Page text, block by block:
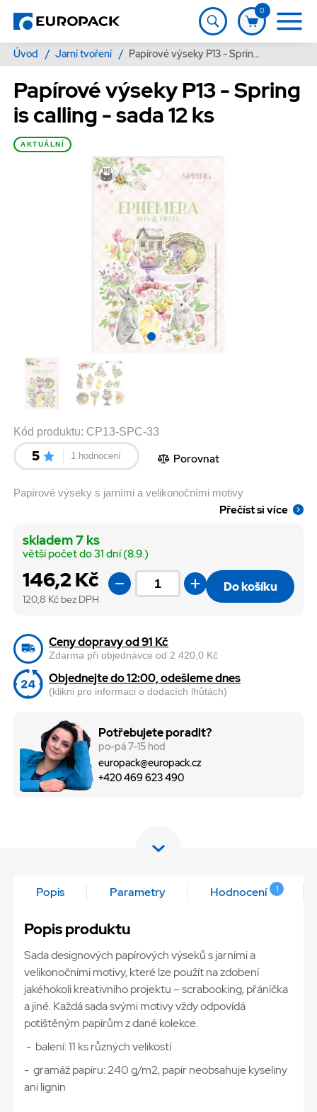
0
Úvod / Jarní tvoření / Papírové výseky P13 - Spring is calling - sada 12 ks
Papírové výseky P13 - Spring
is calling - sada 12 ks
AKTUÁLNÍ
Kód produktu: CP13-SPC-33
5 1 hodnocení Porovnat
Papírové výseky s jarními a velikonočními motivy
Přečíst si více
146,2 Kč
120,8 Kč bez DPH
skladem 7 ks
větší počet do 31 dní (8.9.)
Do košíku
Ceny dopravy od 91 Kč
Zdarma při objednávce od 2 420,0 Kč
Objednejte do 12:00, odešleme dnes
(klikni pro informaci o dodacích lhůtách)
Potřebujete poradit?
po-pá 7-15 hod
europack@europack.cz
+420 469 623 490
Popis Parametry Hodnocení 1
Popis produktu
Sada designových papírových výseků s jarními a
velikonočními motivy, které lze použít na zdobení
jakéhokoli kreativního projektu – scrabooking, přáníčka
a jiné. Každá sada svými motivy vždy odpovídá
potištěným papírům z dané kolekce.
- balení: 11 ks různých velikostí
- gramáž papíru: 240 g/m2, papír neobsahuje kyseliny
ani lignin